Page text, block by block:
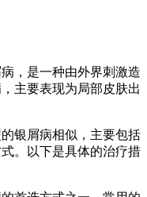
，是一种由外界刺激造
主要表现为局部皮肤出
银屑病相似，主要包括
。以下是具体的治疗措